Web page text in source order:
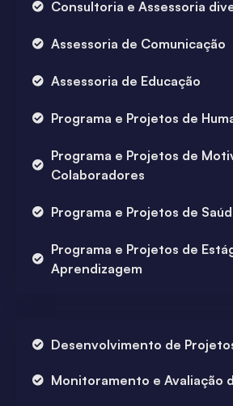
Consultoria e Assessoria
Assessoria de Comunicação
Assessoria de Educação
Programa e Projetos de
Programa e Projetos de
Colaboradores
Programa e Projetos de
Programa e Projetos de
Aprendizagem
Desenvolvimento de
Monitoramento e Avaliação